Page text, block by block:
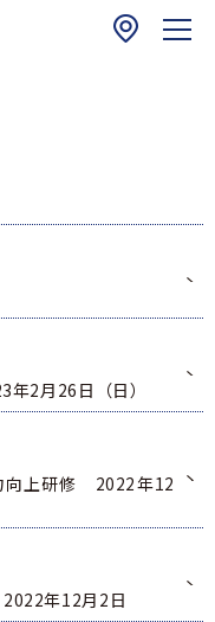
品提供体制に関
局等リスト
する情報（改訂
剤師行動規範解
利用者の服薬相
イン
森
打
目
1
2月26日（日）
向上研修 2022年12
年12月2日